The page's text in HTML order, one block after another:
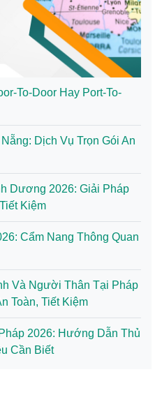
To-Door Hay Port-To-
Dịch Vụ Trọn Gói An
Dương 2026: Giải Pháp
Kiệm
Cẩm Nang Thông Quan
Và Người Thân Tại Pháp
Toàn, Tiết Kiệm
2026: Hướng Dẫn Thủ
Cần Biết